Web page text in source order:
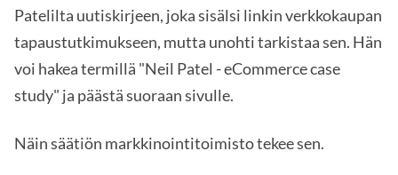
Patelilta uutiskirjeen, joka sisälsi linkin verkkokaupan
tapaustutkimukseen, mutta unohti tarkistaa sen. Hän
voi hakea termillä "Neil Patel - eCommerce case
study" ja päästä suoraan sivulle.
Näin säätiön markkinointitoimisto tekee sen.